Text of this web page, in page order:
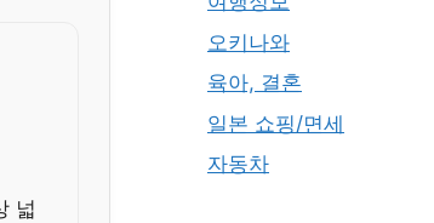
넓
오키나와
육아, 결혼
일본 쇼핑/면세
자동차